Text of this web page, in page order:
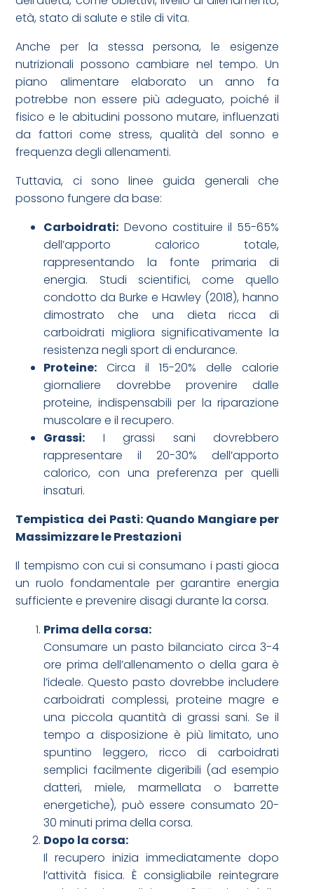
età, stato di salute e stile di vita.
Anche per la stessa persona, le esigenze
nutrizionali possono cambiare nel tempo. Un
piano alimentare elaborato un anno fa
potrebbe non essere più adeguato, poiché il
fisico e le abitudini possono mutare, influenzati
da fattori come stress, qualità del sonno e
frequenza degli allenamenti.
Tuttavia, ci sono linee guida generali che
possono fungere da base:
Carboidrati: Devono costituire il 55-65%
dell’apporto calorico totale,
rappresentando la fonte primaria di
energia. Studi scientifici, come quello
condotto da Burke e Hawley (2018), hanno
dimostrato che una dieta ricca di
carboidrati migliora significativamente la
resistenza negli sport di endurance.
Proteine: Circa il 15-20% delle calorie
giornaliere dovrebbe provenire dalle
proteine, indispensabili per la riparazione
muscolare e il recupero.
Grassi: I grassi sani dovrebbero
rappresentare il 20-30% dell’apporto
calorico, con una preferenza per quelli
insaturi.
Tempistica dei Pasti: Quando Mangiare per
Massimizzare le Prestazioni
Il tempismo con cui si consumano i pasti gioca
un ruolo fondamentale per garantire energia
sufficiente e prevenire disagi durante la corsa.
Prima della corsa:
Consumare un pasto bilanciato circa 3-4
ore prima dell’allenamento o della gara è
l’ideale. Questo pasto dovrebbe includere
carboidrati complessi, proteine magre e
una piccola quantità di grassi sani. Se il
tempo a disposizione è più limitato, uno
spuntino leggero, ricco di carboidrati
semplici facilmente digeribili (ad esempio
datteri, miele, marmellata o barrette
energetiche), può essere consumato 20-
30 minuti prima della corsa.
Dopo la corsa:
Il recupero inizia immediatamente dopo
l’attività fisica. È consigliabile reintegrare